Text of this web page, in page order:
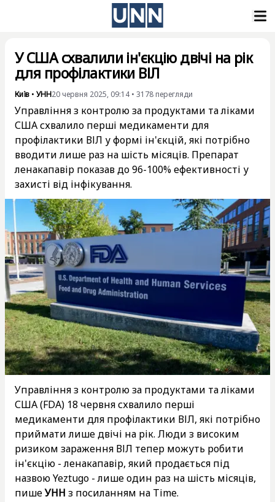
У США схвалили ін'єкцію двічі на рік
для профілактики ВІЛ
Київ • УНН20 червня 2025, 09:14 • 3178 перегляди
Управління з контролю за продуктами та ліками
США схвалило перші медикаменти для
профілактики ВІЛ у формі ін'єкцій, які потрібно
вводити лише раз на шість місяців. Препарат
ленакапавір показав до 96-100% ефективності у
захисті від інфікування.
Управління з контролю за продуктами та ліками
США (FDA) 18 червня схвалило перші
медикаменти для профілактики ВІЛ, які потрібно
приймати лише двічі на рік. Люди з високим
ризиком зараження ВІЛ тепер можуть робити
ін'єкцію - ленакапавір, який продається під
назвою Yeztugo - лише один раз на шість місяців,
пишеУНН з посиланням на Time.